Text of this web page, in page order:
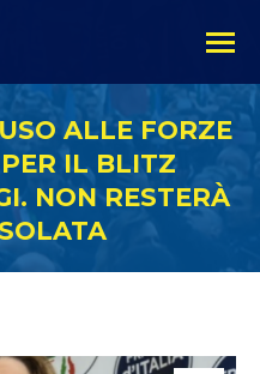
ALLE FORZE
IL BLITZ
NON RESTERÀ